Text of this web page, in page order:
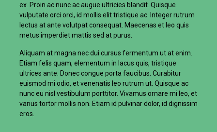
ex. Proin ac nunc ac augue ultricies blandit. Quisque
vulputate orci orci, id mollis elit tristique ac. Integer rutrum
lectus at ante volutpat consequat. Maecenas et leo quis
metus imperdiet mattis sed at purus.
Aliquam at magna nec dui cursus fermentum ut at enim.
Etiam felis quam, elementum in lacus quis, tristique
ultrices ante. Donec congue porta faucibus. Curabitur
euismod mi odio, et venenatis leo rutrum ut. Quisque ac
nunc eu nisl vestibulum porttitor. Vivamus ornare mi leo, et
varius tortor mollis non. Etiam id pulvinar dolor, id dignissim
eros.